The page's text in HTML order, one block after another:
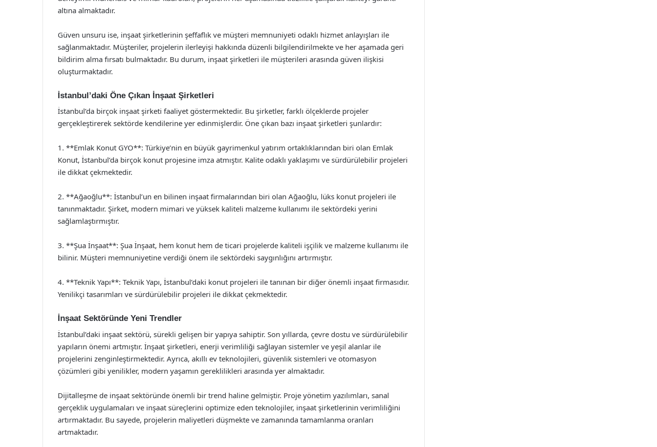
altına almaktadır.
Güven unsuru ise, inşaat şirketlerinin şeffaflık ve müşteri memnuniyeti odaklı hizmet anlayışları ile
sağlanmaktadır. Müşteriler, projelerin ilerleyişi hakkında düzenli bilgilendirilmekte ve her aşamada geri
bildirim alma fırsatı bulmaktadır. Bu durum, inşaat şirketleri ile müşterileri arasında güven ilişkisi
oluşturmaktadır.
İstanbul’daki Öne Çıkan İnşaat Şirketleri
İstanbul’da birçok inşaat şirketi faaliyet göstermektedir. Bu şirketler, farklı ölçeklerde projeler
gerçekleştirerek sektörde kendilerine yer edinmişlerdir. Öne çıkan bazı inşaat şirketleri şunlardır:
1. **Emlak Konut GYO**: Türkiye’nin en büyük gayrimenkul yatırım ortaklıklarından biri olan Emlak
Konut, İstanbul’da birçok konut projesine imza atmıştır. Kalite odaklı yaklaşımı ve sürdürülebilir projeleri
ile dikkat çekmektedir.
2. **Ağaoğlu**: İstanbul’un en bilinen inşaat firmalarından biri olan Ağaoğlu, lüks konut projeleri ile
tanınmaktadır. Şirket, modern mimari ve yüksek kaliteli malzeme kullanımı ile sektördeki yerini
sağlamlaştırmıştır.
3. **Şua İnşaat**: Şua İnşaat, hem konut hem de ticari projelerde kaliteli işçilik ve malzeme kullanımı ile
bilinir. Müşteri memnuniyetine verdiği önem ile sektördeki saygınlığını artırmıştır.
4. **Teknik Yapı**: Teknik Yapı, İstanbul’daki konut projeleri ile tanınan bir diğer önemli inşaat firmasıdır.
Yenilikçi tasarımları ve sürdürülebilir projeleri ile dikkat çekmektedir.
İnşaat Sektöründe Yeni Trendler
İstanbul’daki inşaat sektörü, sürekli gelişen bir yapıya sahiptir. Son yıllarda, çevre dostu ve sürdürülebilir
yapıların önemi artmıştır. İnşaat şirketleri, enerji verimliliği sağlayan sistemler ve yeşil alanlar ile
projelerini zenginleştirmektedir. Ayrıca, akıllı ev teknolojileri, güvenlik sistemleri ve otomasyon
çözümleri gibi yenilikler, modern yaşamın gereklilikleri arasında yer almaktadır.
Dijitalleşme de inşaat sektöründe önemli bir trend haline gelmiştir. Proje yönetim yazılımları, sanal
gerçeklik uygulamaları ve inşaat süreçlerini optimize eden teknolojiler, inşaat şirketlerinin verimliliğini
artırmaktadır. Bu sayede, projelerin maliyetleri düşmekte ve zamanında tamamlanma oranları
artmaktadır.